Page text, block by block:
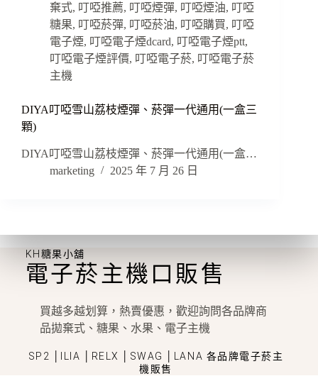
棄式, 叮啞推薦, 叮啞煙彈, 叮啞煙油, 叮啞
糖果, 叮啞菸彈, 叮啞菸油, 叮啞購買, 叮啞
電子煙, 叮啞電子煙dcard, 叮啞電子煙ptt,
叮啞電子煙評價, 叮啞電子菸, 叮啞電子菸
主機
DIYA叮啞雪山荔枝煙彈、菸彈一代通用(一盒三
顆)
DIYA叮啞雪山荔枝煙彈、菸彈一代通用(一盒…
marketing
2025 年 7 月 26 日
KH糖果小舖
電子菸主機口販售
買越多越划算，熱賣優惠，歡迎詢問各品牌商
品拋棄式、糖果、水果、電子主機
SP2 │ILIA │RELX │SWAG │LANA 各品牌電子菸主
機販售